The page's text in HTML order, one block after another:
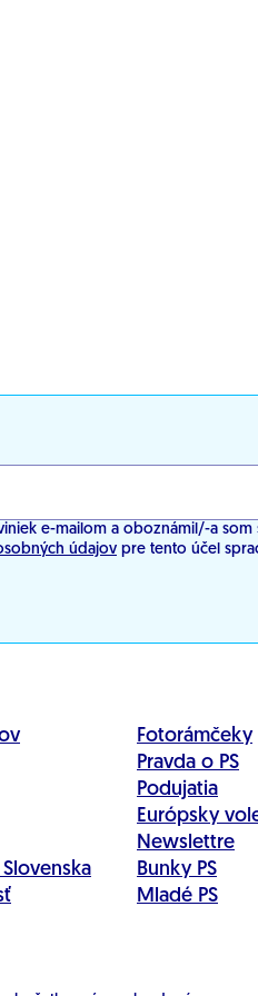
e-mailom a oboznámil/-a som
údajov pre tento účel
Fotorámčeky
Pravda o PS
Podujatia
Európsky
Newslettre
Bunky PS
Mladé PS